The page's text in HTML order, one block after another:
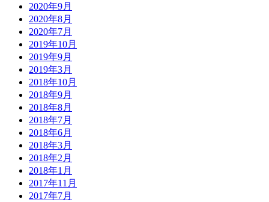
2020年9月
2020年8月
2020年7月
2019年10月
2019年9月
2019年3月
2018年10月
2018年9月
2018年8月
2018年7月
2018年6月
2018年3月
2018年2月
2018年1月
2017年11月
2017年7月